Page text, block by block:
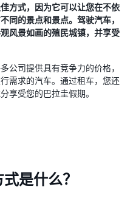
方式，因为它可以让您在不依
同的景点和景点。驾驶汽车，
风景如画的殖民城镇，并享受
公司提供具有竞争力的价格，
需求的汽车。通过租车，您还
享受您的巴拉圭假期。
是什么？